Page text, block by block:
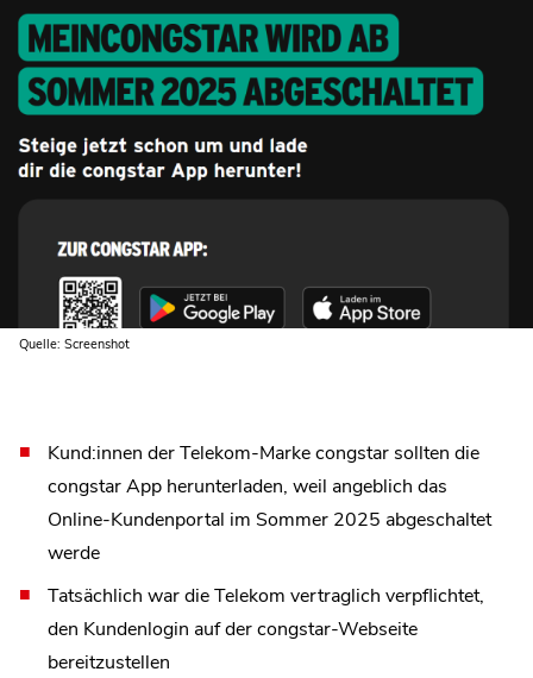
Quelle: Screenshot
Kund:innen der Telekom-Marke congstar sollten die
congstar App herunterladen, weil angeblich das
Online-Kundenportal im Sommer 2025 abgeschaltet
werde
Tatsächlich war die Telekom vertraglich verpflichtet,
den Kundenlogin auf der congstar-Webseite
bereitzustellen